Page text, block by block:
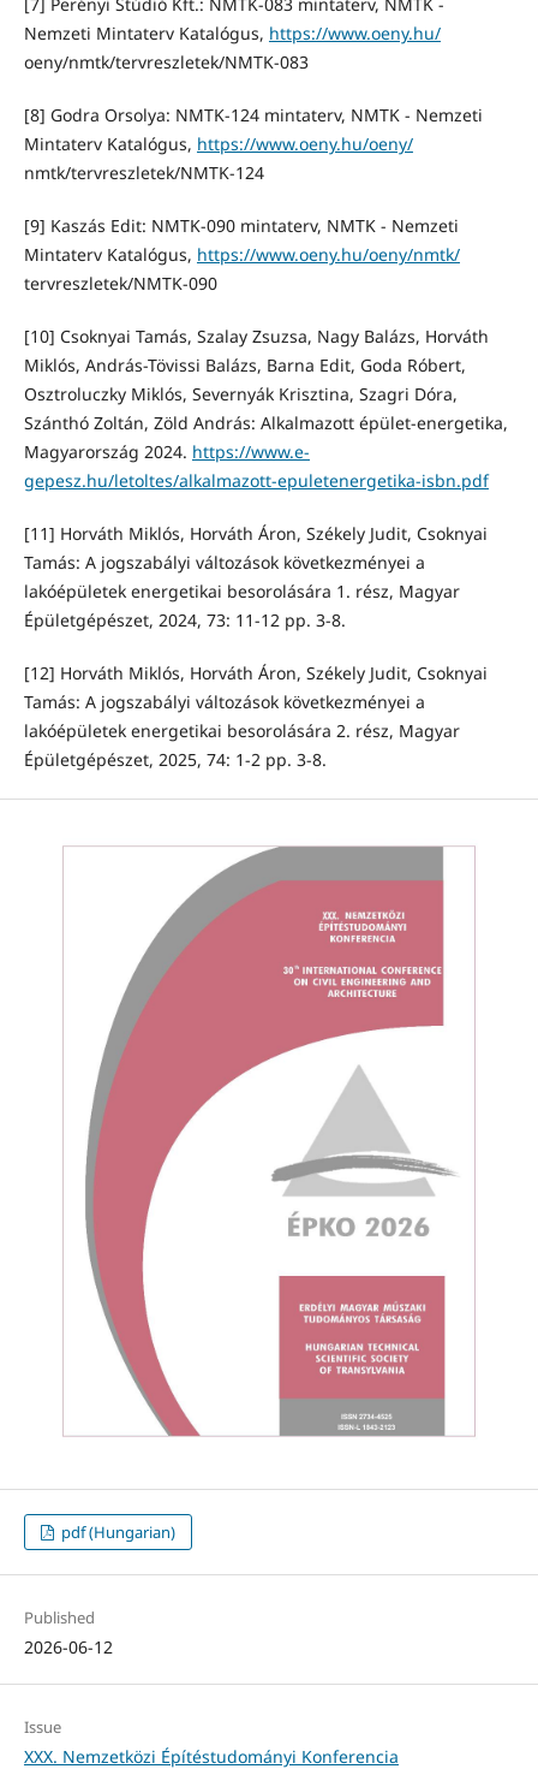
Nemzeti Mintaterv Katalógus, https://www.oeny.hu/
oeny/nmtk/tervreszletek/NMTK-083
[8] Godra Orsolya: NMTK-124 mintaterv, NMTK - Nemzeti
Mintaterv Katalógus, https://www.oeny.hu/oeny/
nmtk/tervreszletek/NMTK-124
[9] Kaszás Edit: NMTK-090 mintaterv, NMTK - Nemzeti
Mintaterv Katalógus, https://www.oeny.hu/oeny/nmtk/
tervreszletek/NMTK-090
[10] Csoknyai Tamás, Szalay Zsuzsa, Nagy Balázs, Horváth
Miklós, András-Tövissi Balázs, Barna Edit, Goda Róbert,
Osztroluczky Miklós, Severnyák Krisztina, Szagri Dóra,
Szánthó Zoltán, Zöld András: Alkalmazott épület-energetika,
Magyarország 2024. https://www.e-
gepesz.hu/letoltes/alkalmazott-epuletenergetika-isbn.pdf
[11] Horváth Miklós, Horváth Áron, Székely Judit, Csoknyai
Tamás: A jogszabályi változások következményei a
lakóépületek energetikai besorolására 1. rész, Magyar
Épületgépészet, 2024, 73: 11-12 pp. 3-8.
[12] Horváth Miklós, Horváth Áron, Székely Judit, Csoknyai
Tamás: A jogszabályi változások következményei a
lakóépületek energetikai besorolására 2. rész, Magyar
Épületgépészet, 2025, 74: 1-2 pp. 3-8.
pdf (Hungarian)
Published
2026-06-12
Issue
XXX. Nemzetközi Építéstudományi Konferencia